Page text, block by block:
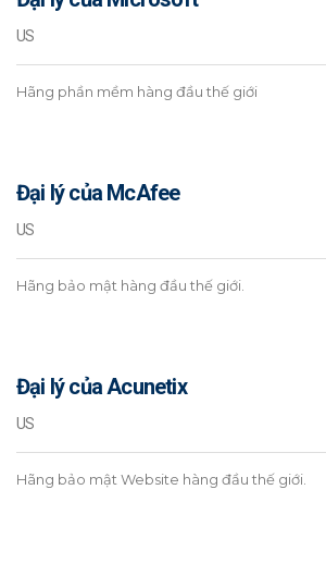
US
Hãng phần mềm hàng đầu thế giới
Đại lý của McAfee
US
Hãng bảo mật hàng đầu thế giới.
Đại lý của Acunetix
US
Hãng bảo mật Website hàng đầu thế giới.